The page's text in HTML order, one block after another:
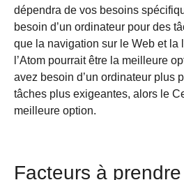
dépendra de vos besoins
besoin d’un ordinateur pour des
que la navigation sur le Web et la
l’Atom pourrait être la meilleure
avez besoin d’un ordinateur plus
tâches plus exigeantes, alors le
meilleure option.
Facteurs à